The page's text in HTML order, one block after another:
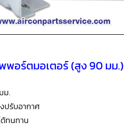
พอร์ตมอเตอร์ (สูง 90 มม.)
ม.
ปรับอากาศ
ทนทาน